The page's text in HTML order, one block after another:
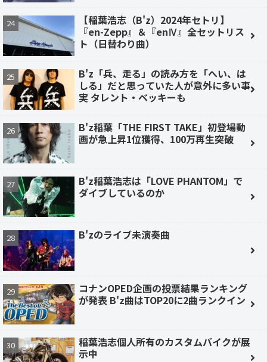
【稲葉浩志（B'z）2024年セトリ】
『en-Zepp』＆『enⅣ』全セットリス
ト（日替わり曲）
B'z「兵、走る」の読み方を「へい、は
しる」だと思っていた人が意外に多い事
実 タレント・ベッキーも
B'z稲葉「THE FIRST TAKE」初登場動
画が急上昇1位獲得、100万再生突破
B'z稲葉浩志は「LOVE PHANTOM」で
ダイブしているのか
B'zのライブ未演奏曲
コナンOPED企画の投票結果ランキング
が発表 B'z曲はTOP20に2曲ランクイン
稲葉浩志個人所有のカスタムバイクが展
示中